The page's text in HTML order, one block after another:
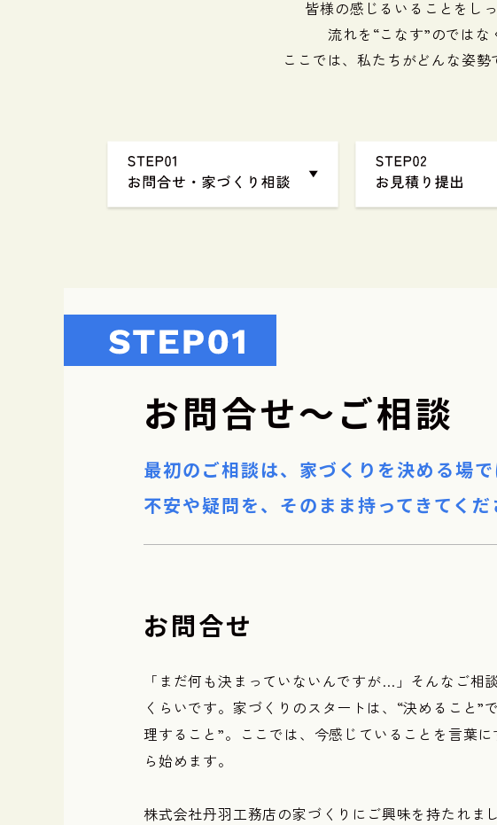
皆様の感じるいることをし
流れを“こなす”のではな
ここでは、私たちがどんな姿
お問合せ〜ご相談
最初のご相談は、家づくりを決める場で
不安や疑問を、そのまま持ってきてくだ
お問合せ
「まだ何も決まっていないんですが…」そんなご相
くらいです。家づくりのスタートは、“決めること”
理すること”。ここでは、今感じていることを言葉
ら始めます。
株式会社丹羽工務店の家づくりにご興味を持たれま